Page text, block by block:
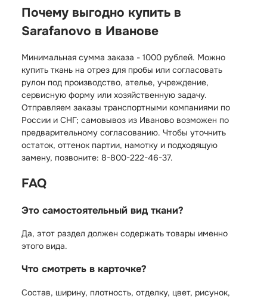
Почему выгодно купить в
Sarafanovo в Иванове
Минимальная сумма заказа - 1000 рублей. Можно
купить ткань на отрез для пробы или согласовать
рулон под производство, ателье, учреждение,
сервисную форму или хозяйственную задачу.
Отправляем заказы транспортными компаниями по
России и СНГ; самовывоз из Иваново возможен по
предварительному согласованию. Чтобы уточнить
остаток, оттенок партии, намотку и подходящую
замену, позвоните: 8-800-222-46-37.
FAQ
Это самостоятельный вид ткани?
Да, этот раздел должен содержать товары именно
этого вида.
Что смотреть в карточке?
Состав, ширину, плотность, отделку, цвет, рисунок,